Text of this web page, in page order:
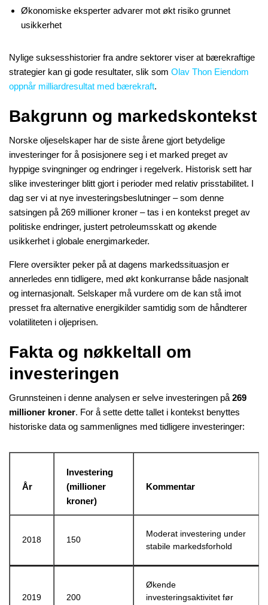
Økonomiske eksperter advarer mot økt risiko grunnet
usikkerhet
Nylige suksesshistorier fra andre sektorer viser at bærekraftige
strategier kan gi gode resultater, slik som Olav Thon Eiendom
oppnår milliardresultat med bærekraft.
Bakgrunn og markedskontekst
Norske oljeselskaper har de siste årene gjort betydelige
investeringer for å posisjonere seg i et marked preget av
hyppige svingninger og endringer i regelverk. Historisk sett har
slike investeringer blitt gjort i perioder med relativ prisstabilitet. I
dag ser vi at nye investeringsbeslutninger – som denne
satsingen på 269 millioner kroner – tas i en kontekst preget av
politiske endringer, justert petroleumsskatt og økende
usikkerhet i globale energimarkeder.
Flere oversikter peker på at dagens markedssituasjon er
annerledes enn tidligere, med økt konkurranse både nasjonalt
og internasjonalt. Selskaper må vurdere om de kan stå imot
presset fra alternative energikilder samtidig som de håndterer
volatiliteten i oljeprisen.
Fakta og nøkkeltall om
investeringen
Grunnsteinen i denne analysen er selve investeringen på 269
millioner kroner. For å sette dette tallet i kontekst benyttes
historiske data og sammenlignes med tidligere investeringer:
År
Investering
(millioner
kroner)
Kommentar
2018 150
Moderat investering under
stabile markedsforhold
2019 200
Økende
investeringsaktivitet før